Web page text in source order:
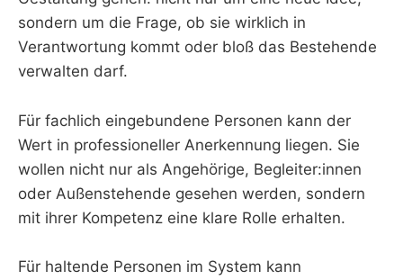
sondern um die Frage, ob sie wirklich in
Verantwortung kommt oder bloß das Bestehende
verwalten darf.
Für fachlich eingebundene Personen kann der
Wert in professioneller Anerkennung liegen. Sie
wollen nicht nur als Angehörige, Begleiter:innen
oder Außenstehende gesehen werden, sondern
mit ihrer Kompetenz eine klare Rolle erhalten.
Für haltende Personen im System kann